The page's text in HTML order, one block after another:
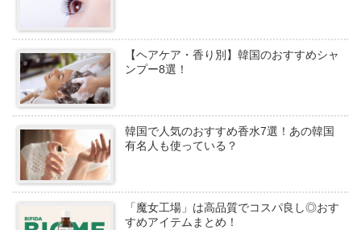
【ヘアケア・香り別】韓国のおすすめシャ
ンプー8選！
韓国で人気のおすすめ香水7選！あの韓国
有名人も使っている？
「魔女工場」は高品質でコスパ良し◎おす
すめアイテムまとめ！